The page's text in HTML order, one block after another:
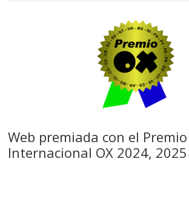
Web premiada con el Premio
Internacional OX 2024,